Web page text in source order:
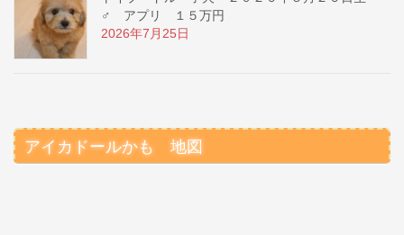
♂ アプリ １５万円
2026年7月25日
アイカドールかも 地図